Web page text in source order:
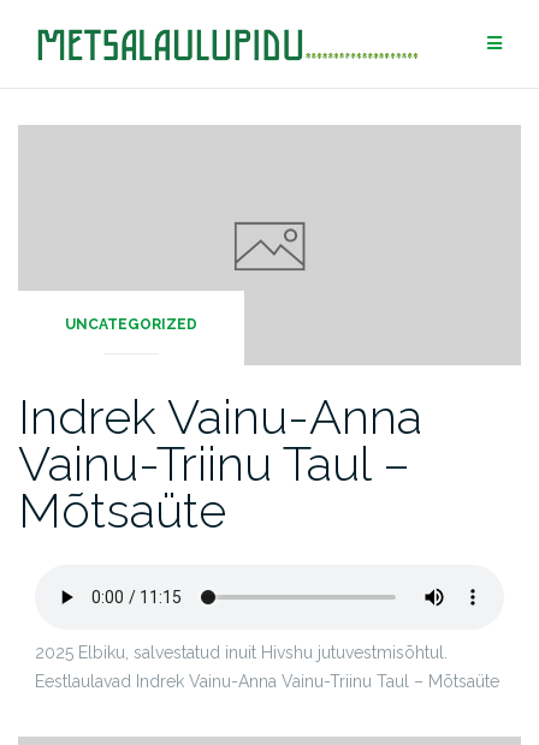
UNCATEGORIZED
Indrek Vainu-Anna
Vainu-Triinu Taul –
Mõtsaüte
2025 Elbiku, salvestatud inuit Hivshu jutuvestmisõhtul.
Eestlaulavad Indrek Vainu-Anna Vainu-Triinu Taul – Mõtsaüte